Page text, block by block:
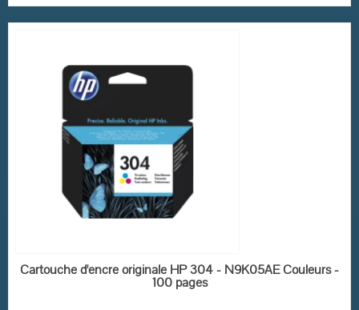
EN STOCK
Cartouche d'encre originale HP 304 - N9K05AE Couleurs -
100 pages